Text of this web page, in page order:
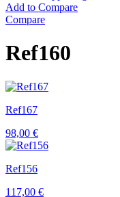
Add to Compare
Compare
Ref160
Ref167
98,00 €
Ref156
117,00 €